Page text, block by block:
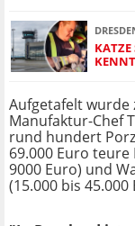
Aufgetafelt wurde
Manufaktur-Chef
rund hundert
69.000 Euro teure
9000 Euro) und
(15.000 bis 45.000